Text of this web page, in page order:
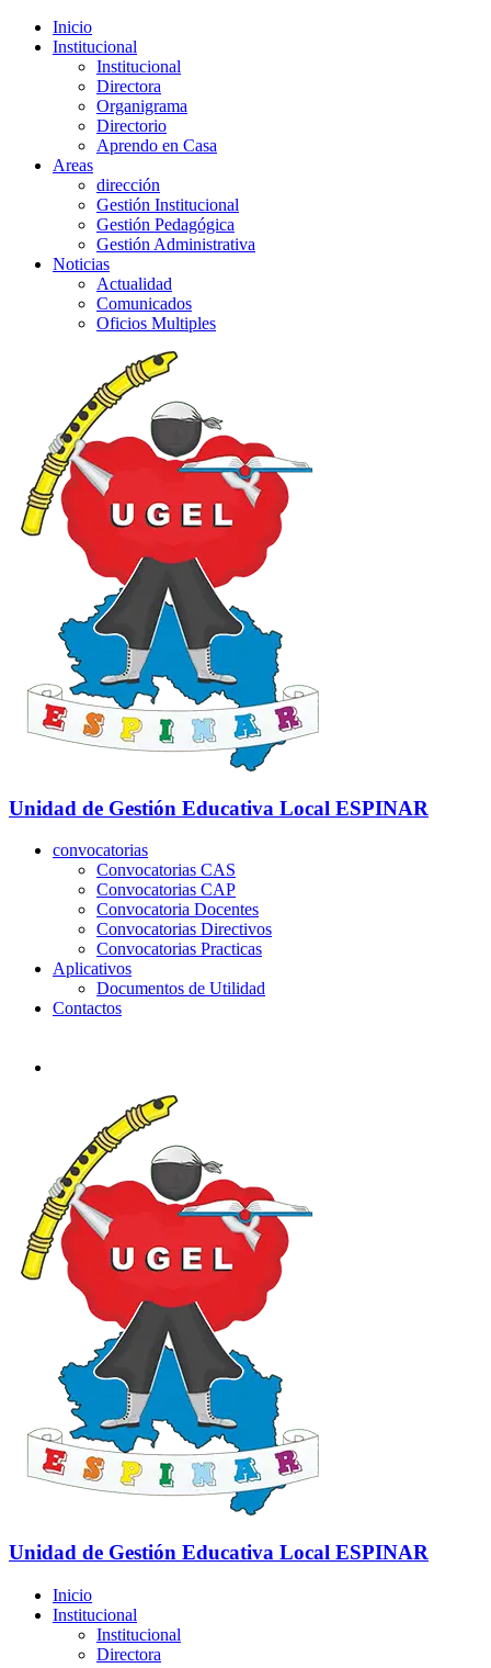
Inicio
Institucional
Institucional
Directora
Organigrama
Directorio
Aprendo en Casa
Areas
dirección
Gestión Institucional
Gestión Pedagógica
Gestión Administrativa
Noticias
Actualidad
Comunicados
Oficios Multiples
Unidad de Gestión Educativa Local ESPINAR
convocatorias
Convocatorias CAS
Convocatorias CAP
Convocatoria Docentes
Convocatorias Directivos
Convocatorias Practicas
Aplicativos
Documentos de Utilidad
Contactos
Unidad de Gestión Educativa Local ESPINAR
Inicio
Institucional
Institucional
Directora